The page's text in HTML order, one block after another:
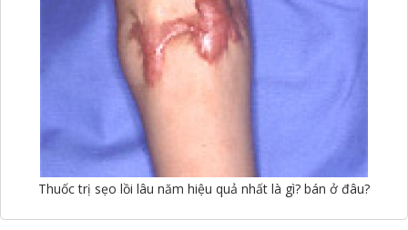
Thuốc trị sẹo lồi lâu năm hiệu quả nhất là gì? bán ở đâu?